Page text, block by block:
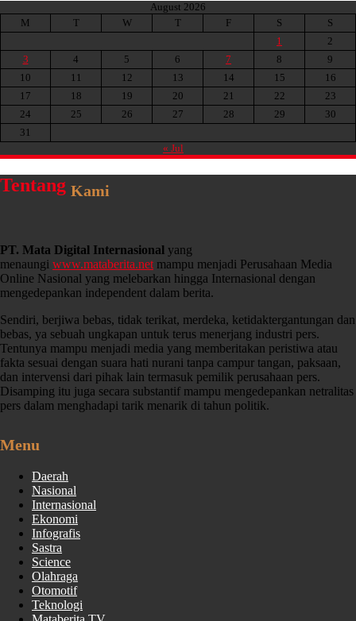
August 2026
M
T W T F S
S
1
2
3
4 5 6 7 8
9
10
11 12 13 14 15
16
17
18 19 20 21 22
23
24
25 26 27 28 29
30
31
« Jul
Tentang Kami
PT. Mata Digital Internasional yang
menaungi www.mataberita.net mampu menjadi Perusahaan Media
Online Nasional yang melebarkan hingga Internasional dengan
mengedepankan independent dalam berita.
Sendiri, berjiwa bebas, tidak terikat, merdeka, ketidaktergantungan dan
bebas, ya sebuah ungkapan untuk terus menerjang industri pers.
Tentunya mampu menjadi media yang memberitakan peristiwa atau
fakta sesuai dengan suara hati nurani tanpa campur tangan, paksaan,
dan intervensi dari pihak lain termasuk pemilik perusahaan pers.
Disamping itu juga secara substantif mampu mengedepankan netralitas
pers dalam menghadapi tarik menarik di tahun politik.
Menu
Daerah
Nasional
Internasional
Ekonomi
Infografis
Sastra
Science
Olahraga
Otomotif
Teknologi